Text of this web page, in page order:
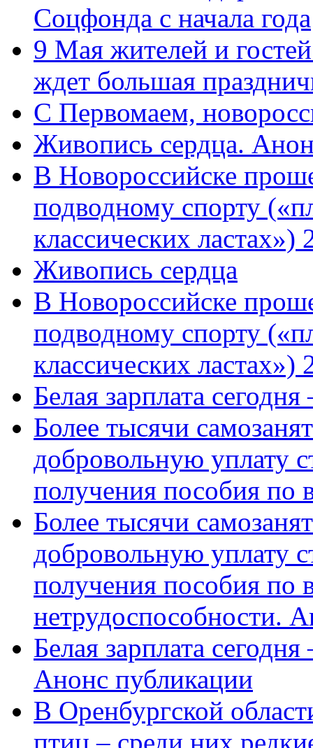
Соцфонда с начала года
9 Мая жителей и
ждет большая
C Первомаем,
Живопись сердца.
В Новороссийске
подводному спорту
классических
Живопись сердца
В Новороссийске
подводному спорту
классических ластах»)
Белая зарплата
Более тысячи
добровольную уплату
получения пособия по
Более тысячи
добровольную уплату
получения пособия по
нетрудоспособности.
Белая зарплата
Анонс публикации
В Оренбургской
птиц – среди них